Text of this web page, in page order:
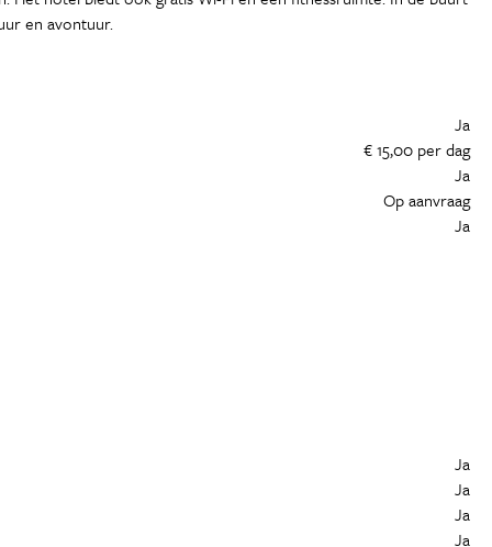
en avontuur.
Ja
€ 15,00 per dag
Ja
Op aanvraag
Ja
Ja
Ja
Ja
Ja